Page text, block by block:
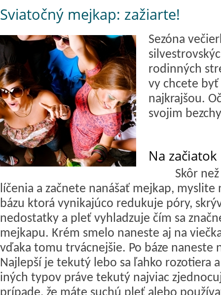
Sviatočný mejkap: zažiarte!
Sezóna
rodinných
vy chcete
najkrajšou.
svojim
Na začiatok
Skôr
líčenia a začnete nanášať mejkap, myslite
bázu ktorá vynikajúco redukuje póry,
nedostatky a pleť vyhladzuje čím sa
mejkapu. Krém smelo naneste aj na
vďaka tomu trvácnejšie. Po báze naneste
Najlepší je tekutý lebo sa ľahko rozotiera
iných typov práve tekutý najviac